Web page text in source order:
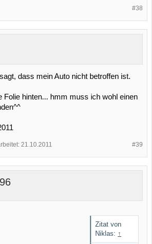
#38
dass mein Auto nicht betroffen ist.
Folie hinten... hmm muss ich wohl einen
#39
21.10.2011
Zitat von
Niklas: ↑